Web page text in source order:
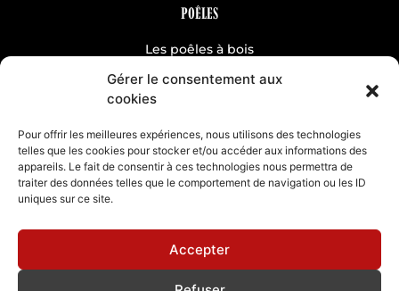
Gérer le consentement aux
cookies
Pour offrir les meilleures expériences, nous utilisons des technologies
telles que les cookies pour stocker et/ou accéder aux informations des
appareils. Le fait de consentir à ces technologies nous permettra de
traiter des données telles que le comportement de navigation ou les ID
uniques sur ce site.
Accepter
POÊLES
Les poêles à bois
Les poêles à pellets
CHEMINÉES
Classique
Gaz